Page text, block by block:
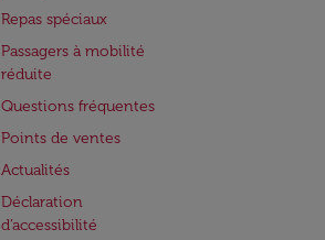
Repas spéciaux
Passagers à mobilité
réduite
Questions fréquentes
Points de ventes
Actualités
Déclaration
d’accessibilité